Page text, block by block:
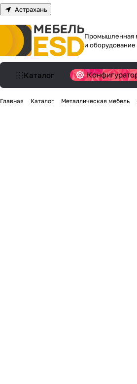
Астрахань
Промышленная
и оборудование
Каталог
Главная Каталог Металлическая мебель